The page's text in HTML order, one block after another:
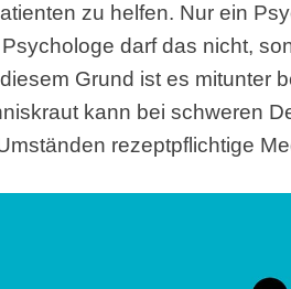
zu helfen. Nur ein
darf das nicht,
Grund ist es mitunter
kann bei schweren
rezeptpflichtige